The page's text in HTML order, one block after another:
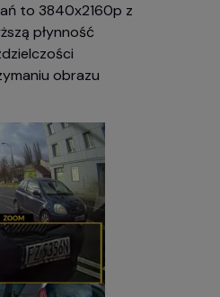
to 3840x2160p z
płynność
obrazu